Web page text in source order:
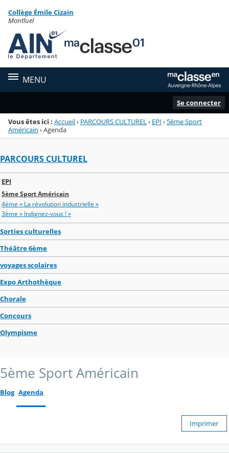
Menu de la rubrique
Contenu
Collège Émile Cizain
Montluel
MENU
Se connecter
Vous êtes ici : Accueil› PARCOURS CULTUREL › EPI › 5ème Sport
Américain ›Agenda
PARCOURS CULTUREL
EPI
5ème Sport Américain
4ème « La révolution industrielle »
3ème « Indignez-vous ! »
Sorties culturelles
Théâtre 6ème
voyages scolaires
Expo Arthothèque
Chorale
Concours
Olympisme
5ème Sport Américain
Blog Agenda
Imprimer